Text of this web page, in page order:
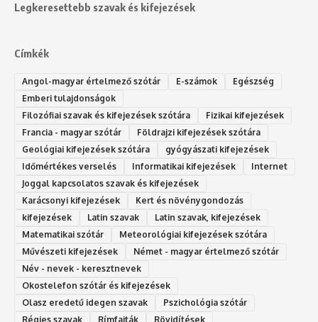
Legkeresettebb szavak és kifejezések
Címkék
Angol-magyar értelmező szótár E-számok
Egészség
Emberi tulajdonságok
Filozófiai szavak és kifejezések szótára
Fizikai kifejezések
Francia - magyar szótár
Földrajzi kifejezések szótára
Geológiai kifejezések szótára
gyógyászati kifejezések
Időmértékes verselés
Informatikai kifejezések
Internet
Joggal kapcsolatos szavak és kifejezések
Karácsonyi kifejezések
Kert és növénygondozás
kifejezések
Latin szavak
Latin szavak, kifejezések
Matematikai szótár
Meteorológiai kifejezések szótára
Művészeti kifejezések
Német - magyar értelmező szótár
Név - nevek - keresztnevek
Okostelefon szótár és kifejezések
Olasz eredetű idegen szavak
Ps‮gólohciz‬ia s‮átóz‬r
Régies szavak
Rímfajták Rövidítések